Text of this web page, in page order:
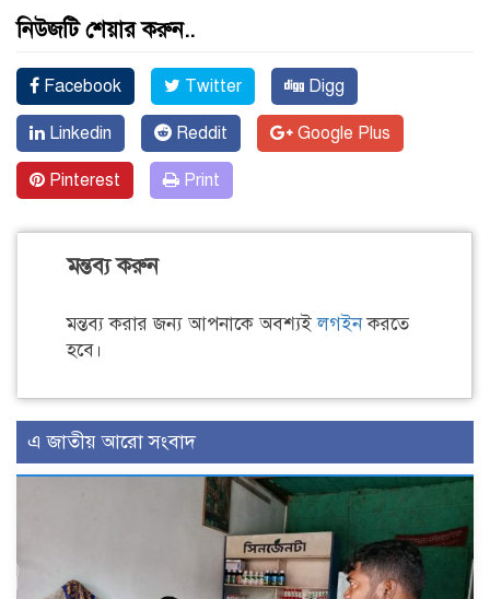
নিউজটি শেয়ার করুন..
Facebook Twitter Digg
Linkedin Reddit Google Plus
Pinterest Print
মন্তব্য করুন
মন্তব্য করার জন্য আপনাকে অবশ্যইলগইনকরতে
হবে।
এ জাতীয় আরো সংবাদ